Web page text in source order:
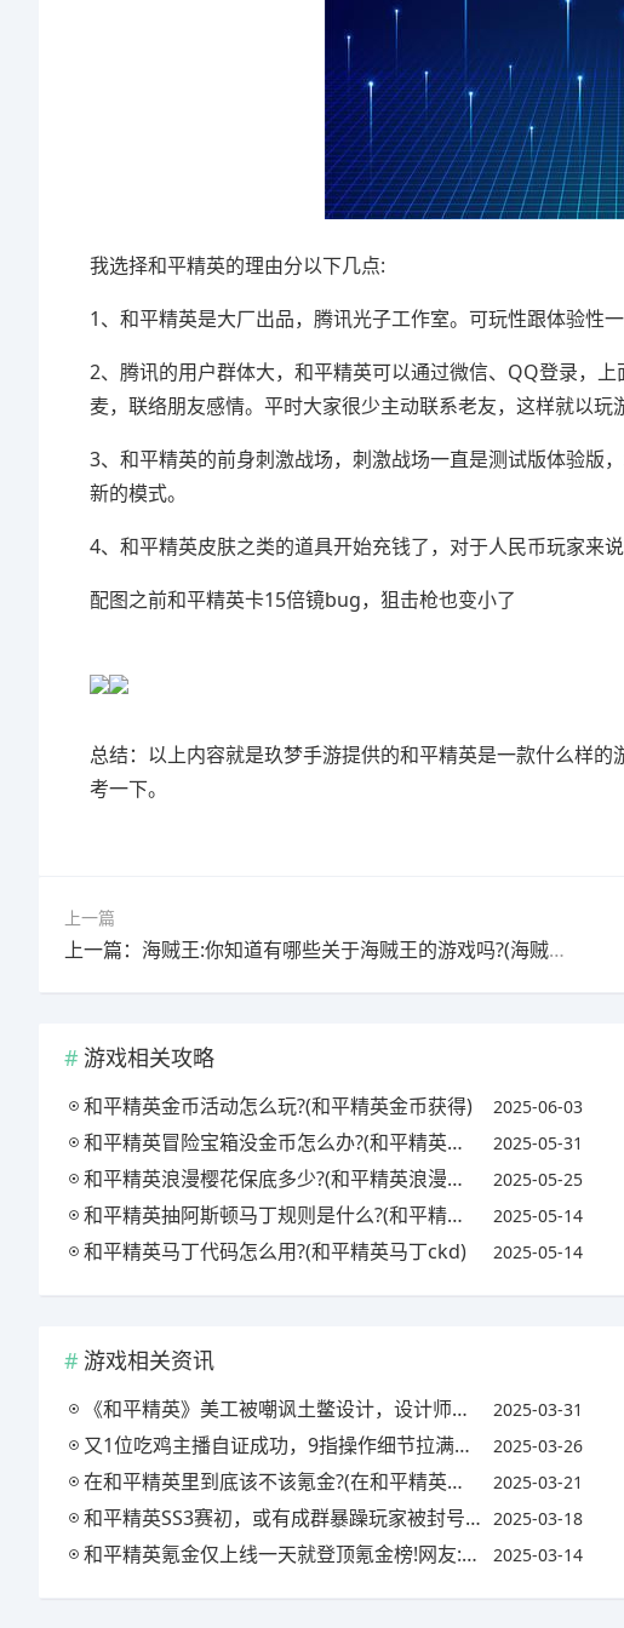
我选择和平精英的理由分以下几点:
1、和平精英是大厂出品，腾讯光子工作室。可玩性跟体验性一
2、腾讯的用户群体大，和平精英可以通过微信、QQ登录，
麦，联络朋友感情。平时大家很少主动联系老友，这样就以玩
3、和平精英的前身刺激战场，刺激战场一直是测试版体验版
新的模式。
4、和平精英皮肤之类的道具开始充钱了，对于人民币玩家来
配图之前和平精英卡15倍镜bug，狙击枪也变小了
总结：以上内容就是玖梦手游提供的和平精英是一款什么样
考一下。
上一篇
上一篇：海贼王:你知道有哪些关于海贼王的游戏吗?(海贼王:你知道有哪些关于海贼王的游戏吗英文)
游戏相关攻略
和平精英金币活动怎么玩?(和平精英金币获得) 2025-06-03
和平精英冒险宝箱没金币怎么办?(和平精英宝箱bug) 2025-05-31
和平精英浪漫樱花保底多少?(和平精英浪漫樱花套装怎么获得) 2025-05-25
和平精英抽阿斯顿马丁规则是什么?(和平精英阿斯顿马丁抽奖技巧视频) 2025-05-14
和平精英马丁代码怎么用?(和平精英马丁ckd) 2025-05-14
游戏相关资讯
《和平精英》美工被嘲讽土鳖设计，设计师真容出镜，玩家认为是错觉，这怎么回事? 2025-03-31
又1位吃鸡主播自证成功，9指操作细节拉满，全程露手打脸黑粉，CG犄角实力如何? 2025-03-26
在和平精英里到底该不该氪金?(在和平精英里到底该不该氪金买衣服) 2025-03-21
和平精英SS3赛初，或有成群暴躁玩家被封号，集中在王牌段位以下，你有什么看法? 2025-03-18
和平精英氪金仅上线一天就登顶氪金榜!网友:不如王者一款皮肤!对此你怎么看? 2025-03-14